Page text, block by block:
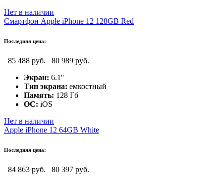
Нет в наличии
Смартфон Apple iPhone 12 128GB Red
Последняя цена:
85 488 руб.
80 989 руб.
Экран: 6.1''
Тип экрана: емкостный
Память: 128 Гб
ОС: iOS
Нет в наличии
Apple iPhone 12 64GB White
Последняя цена:
84 863 руб.
80 397 руб.